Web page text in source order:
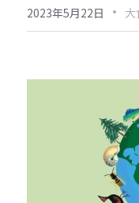
永续活动
2023年5月22日 · 大